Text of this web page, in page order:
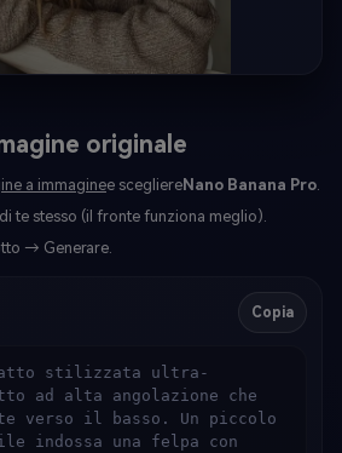
originale
a immaginee scegliere Nano Banana Pro.
te stesso (il fronte funziona meglio).
→ Generare.
Copia
stilizzata ultra-
ad alta angolazione che
verso il basso. Un piccolo
indossa una felpa con